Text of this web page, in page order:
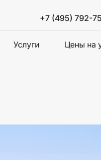
+7 (495) 792-
Услуги Цены на